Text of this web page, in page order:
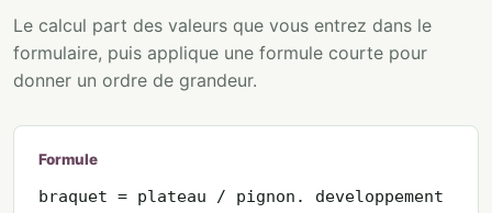
Le calcul part des valeurs que vous entrez dans le
formulaire, puis applique une formule courte pour
donner un ordre de grandeur.
Formule
braquet = plateau / pignon. developpement